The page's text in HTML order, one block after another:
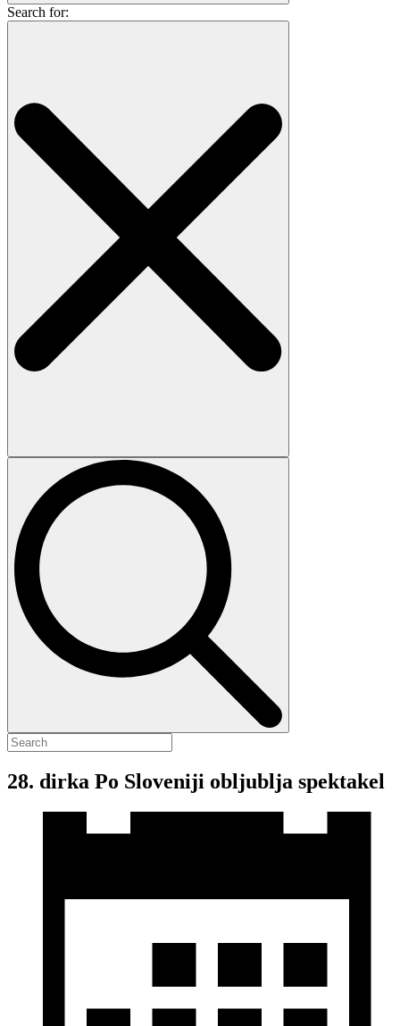
Search for:
28. dirka Po Sloveniji obljublja spektakel